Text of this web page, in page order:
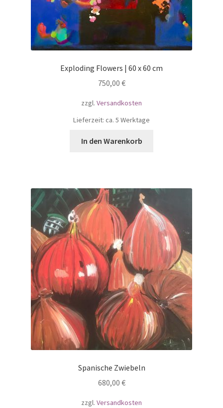
Exploding Flowers | 60 x 60 cm
750,00 €
zzgl. Versandkosten
Lieferzeit: ca. 5 Werktage
In den Warenkorb
Spanische Zwiebeln
680,00 €
zzgl. Versandkosten